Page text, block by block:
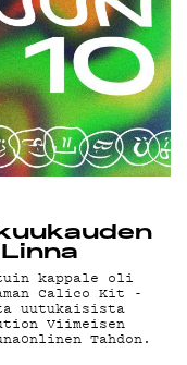
kappale oli
Calico Kit -
uutukaisista
Viimeisen
Tahdon.